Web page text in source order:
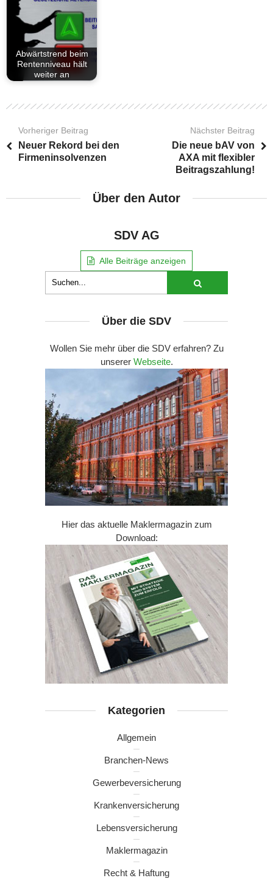
Abwärtstrend beim
Rentenniveau hält
weiter an
Vorheriger Beitrag
Neuer Rekord bei den
Firmeninsolvenzen
Nächster Beitrag
Die neue bAV von
AXA mit flexibler
Beitragszahlung!
Über den Autor
SDV AG
Alle Beiträge anzeigen
Über die SDV
Wollen Sie mehr über die SDV erfahren? Zu
unserer Webseite.
Hier das aktuelle Maklermagazin zum
Download:
Kategorien
Allgemein
Branchen-News
Gewerbeversicherung
Krankenversicherung
Lebensversicherung
Maklermagazin
Recht & Haftung